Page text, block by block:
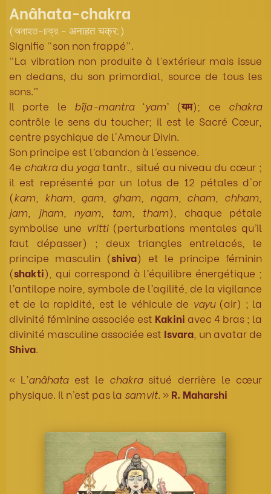
Anâhata-chakra
(অনাহত-চক্র - अनाहत चक्र:)
Signifie “son non frappé”.
“La vibration non produite à l’extérieur mais issue
en dedans, du son primordial, source de tous les
sons.”
Il porte le bîja-mantra‘yam’ (यम); ce chakra
contrôle le sens du toucher; il est le Sacré Cœur,
centre psychique de l'Amour Divin.
Son principe est l’abandon à l’essence.
4e chakradu yogatantr., situé au niveau du cœur ;
il est représenté par un lotus de 12 pétales d'or
(kam, kham, gam, gham, ngam, cham, chham,
jam, jham, nyam, tam, tham), chaque pétale
symbolise une vritti(perturbations mentales qu’il
faut dépasser) ; deux triangles entrelacés, le
principe masculin (shiva) et le principe féminin
(shakti), qui correspond à l’équilibre énergétique ;
l’antilope noire, symbole de l’agilité, de la vigilance
et de la rapidité, est le véhicule de vayu(air) ; la
divinité féminine associée est Kakini avec 4 bras ; la
divinité masculine associée est Isvara , un avatar de
Shiva.
« L’anâhataest le chakrasitué derrière le cœur
physique. Il n’est pas la samvit. » R. Maharshi